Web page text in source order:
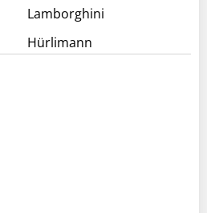
Lamborghini
Hürlimann